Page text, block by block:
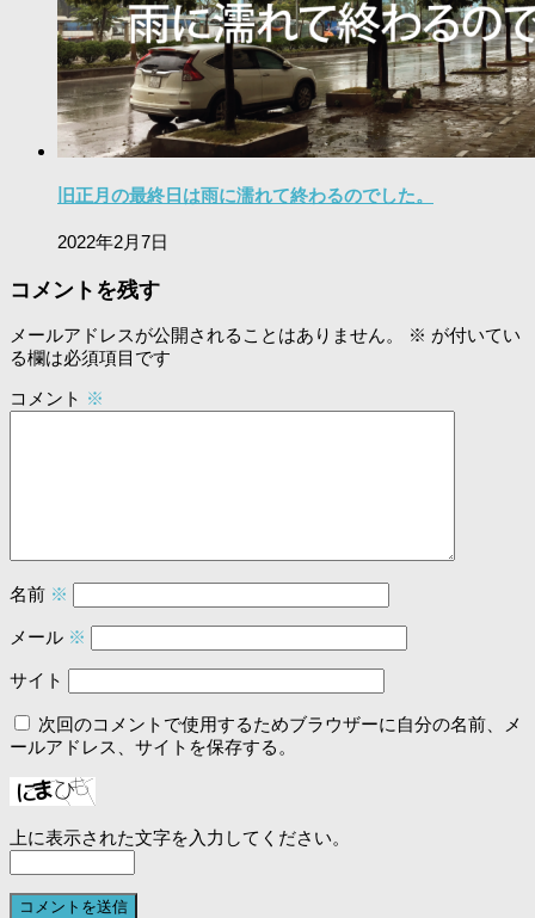
旧正月の最終日は雨に濡れて終わるのでした。
2022年2月7日
コメントを残す
メールアドレスが公開されることはありません。 ※ が付いてい
る欄は必須項目です
コメント ※
名前 ※
メール ※
サイト
次回のコメントで使用するためブラウザーに自分の名前、メ
ールアドレス、サイトを保存する。
上に表示された文字を入力してください。